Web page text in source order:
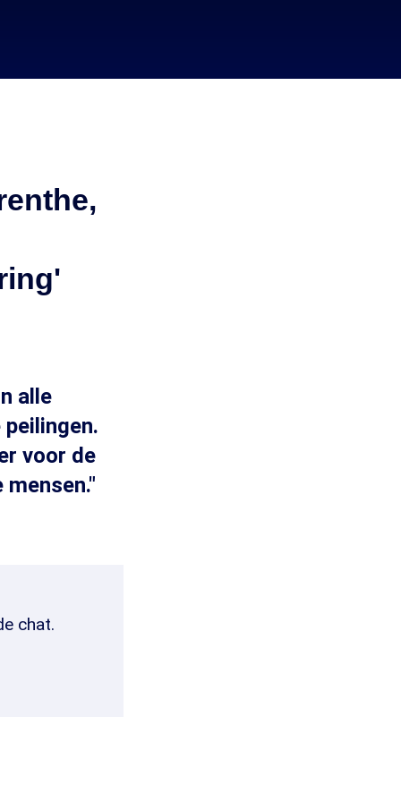
alle
voor de
chat.